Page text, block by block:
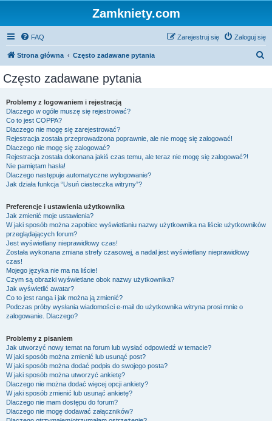
Zamkniety.com
FAQ Zaloguj się
Zarejestruj się
Strona główna Często zadawane pytania
Często zadawane pytania
Problemy z logowaniem i rejestracją
Dlaczego w ogóle muszę się rejestrować?
Co to jest COPPA?
Dlaczego nie mogę się zarejestrować?
Rejestracja została przeprowadzona poprawnie, ale nie mogę się zalogować!
Dlaczego nie mogę się zalogować?
Rejestracja została dokonana jakiś czas temu, ale teraz nie mogę się zalogować?!
Nie pamiętam hasła!
Dlaczego następuje automatyczne wylogowanie?
Jak działa funkcja “Usuń ciasteczka witryny”?
Preferencje i ustawienia użytkownika
Jak zmienić moje ustawienia?
W jaki sposób można zapobiec wyświetlaniu nazwy użytkownika na liście użytkowników
przeglądających forum?
Jest wyświetlany nieprawidłowy czas!
Została wykonana zmiana strefy czasowej, a nadal jest wyświetlany nieprawidłowy
czas!
Mojego języka nie ma na liście!
Czym są obrazki wyświetlane obok nazwy użytkownika?
Jak wyświetlić awatar?
Co to jest ranga i jak można ją zmienić?
Podczas próby wysłania wiadomości e-mail do użytkownika witryna prosi mnie o
zalogowanie. Dlaczego?
Problemy z pisaniem
Jak utworzyć nowy temat na forum lub wysłać odpowiedź w temacie?
W jaki sposób można zmienić lub usunąć post?
W jaki sposób można dodać podpis do swojego posta?
W jaki sposób można utworzyć ankietę?
Dlaczego nie można dodać więcej opcji ankiety?
W jaki sposób zmienić lub usunąć ankietę?
Dlaczego nie mam dostępu do forum?
Dlaczego nie mogę dodawać załączników?